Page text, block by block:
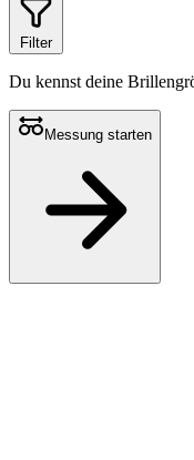
Filter
Du kennst deine
Messung starten